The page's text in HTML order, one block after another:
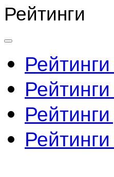
Рейтинги
Рейтинги
Рейтинги